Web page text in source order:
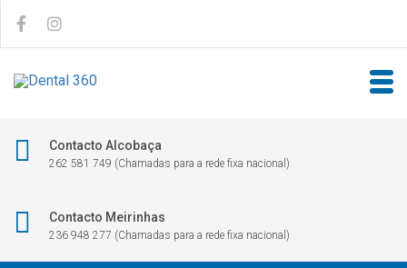
Contacto Alcobaça
262 581 749 (Chamadas para a rede fixa nacional)
Contacto Meirinhas
236 948 277 (Chamadas para a rede fixa nacional)